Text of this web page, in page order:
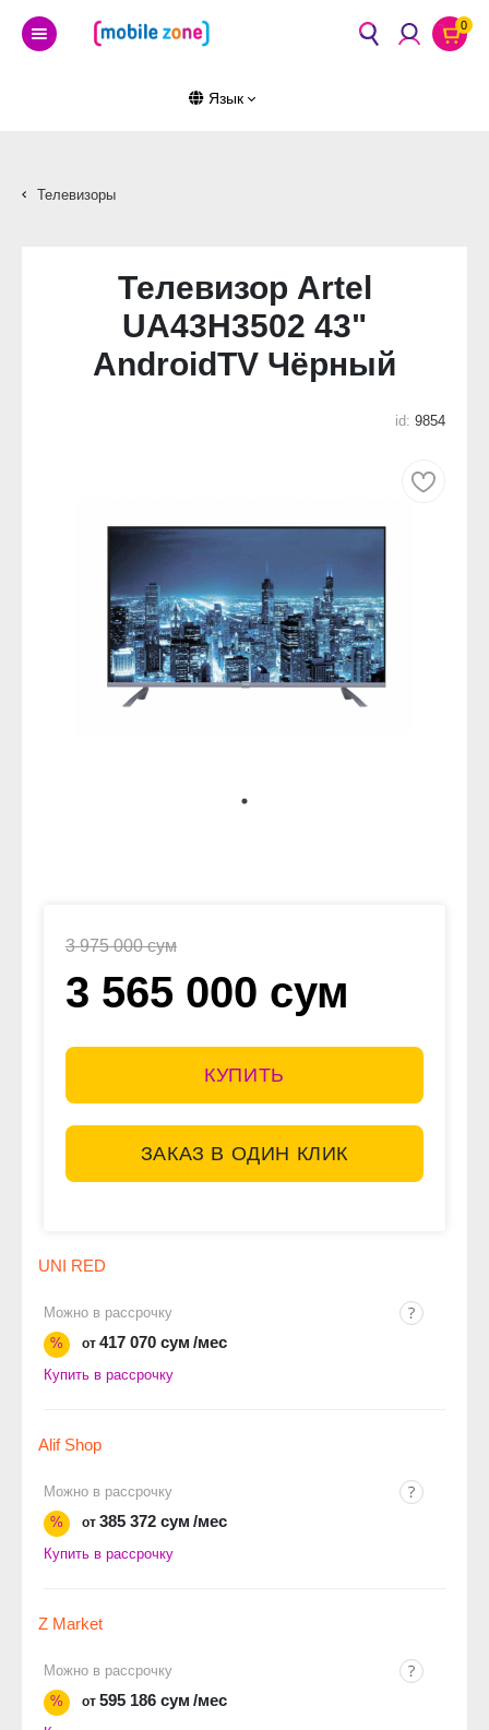
0
Язык
Телевизоры
Телевизор Artel
UA43H3502 43"
AndroidTV Чёрный
id: 9854
3 975 000 сум
3 565 000 сум
КУПИТЬ
ЗАКАЗ В ОДИН КЛИК
UNI RED
Можно в рассрочку
%
от 417 070 сум /мес
Купить в рассрочку
Alif Shop
Можно в рассрочку
%
от 385 372 сум /мес
Купить в рассрочку
Z Market
Можно в рассрочку
%
от 595 186 сум /мес